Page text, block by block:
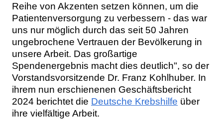
Reihe von Akzenten setzen können, um die
Patientenversorgung zu verbessern - das war
uns nur möglich durch das seit 50 Jahren
ungebrochene Vertrauen der Bevölkerung in
unsere Arbeit. Das großartige
Spendenergebnis macht dies deutlich", so der
Vorstandsvorsitzende Dr. Franz Kohlhuber. In
ihrem nun erschienenen Geschäftsbericht
2024 berichtet die Deutsche Krebshilfe über
ihre vielfältige Arbeit.